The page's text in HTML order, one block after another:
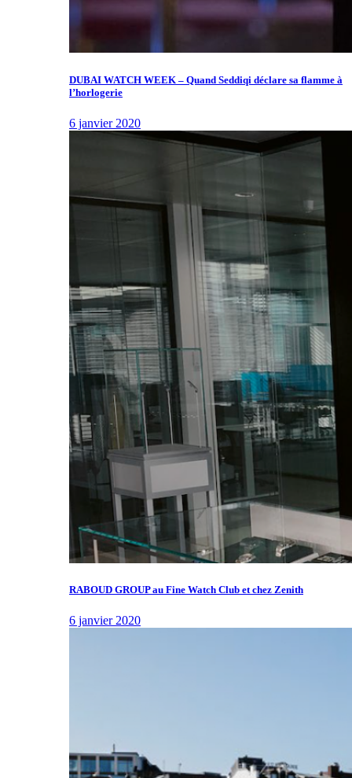
DUBAI WATCH WEEK – Quand Seddiqi déclare sa flamme à
l’horlogerie
6 janvier 2020
RABOUD GROUP au Fine Watch Club et chez Zenith
6 janvier 2020